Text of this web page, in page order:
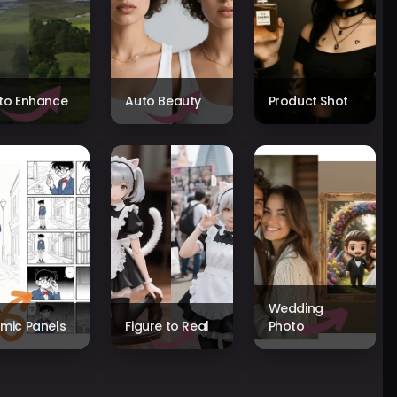
Enhance Auto Beauty Product Shot
Panels Figure to Real
Wedding
Photo